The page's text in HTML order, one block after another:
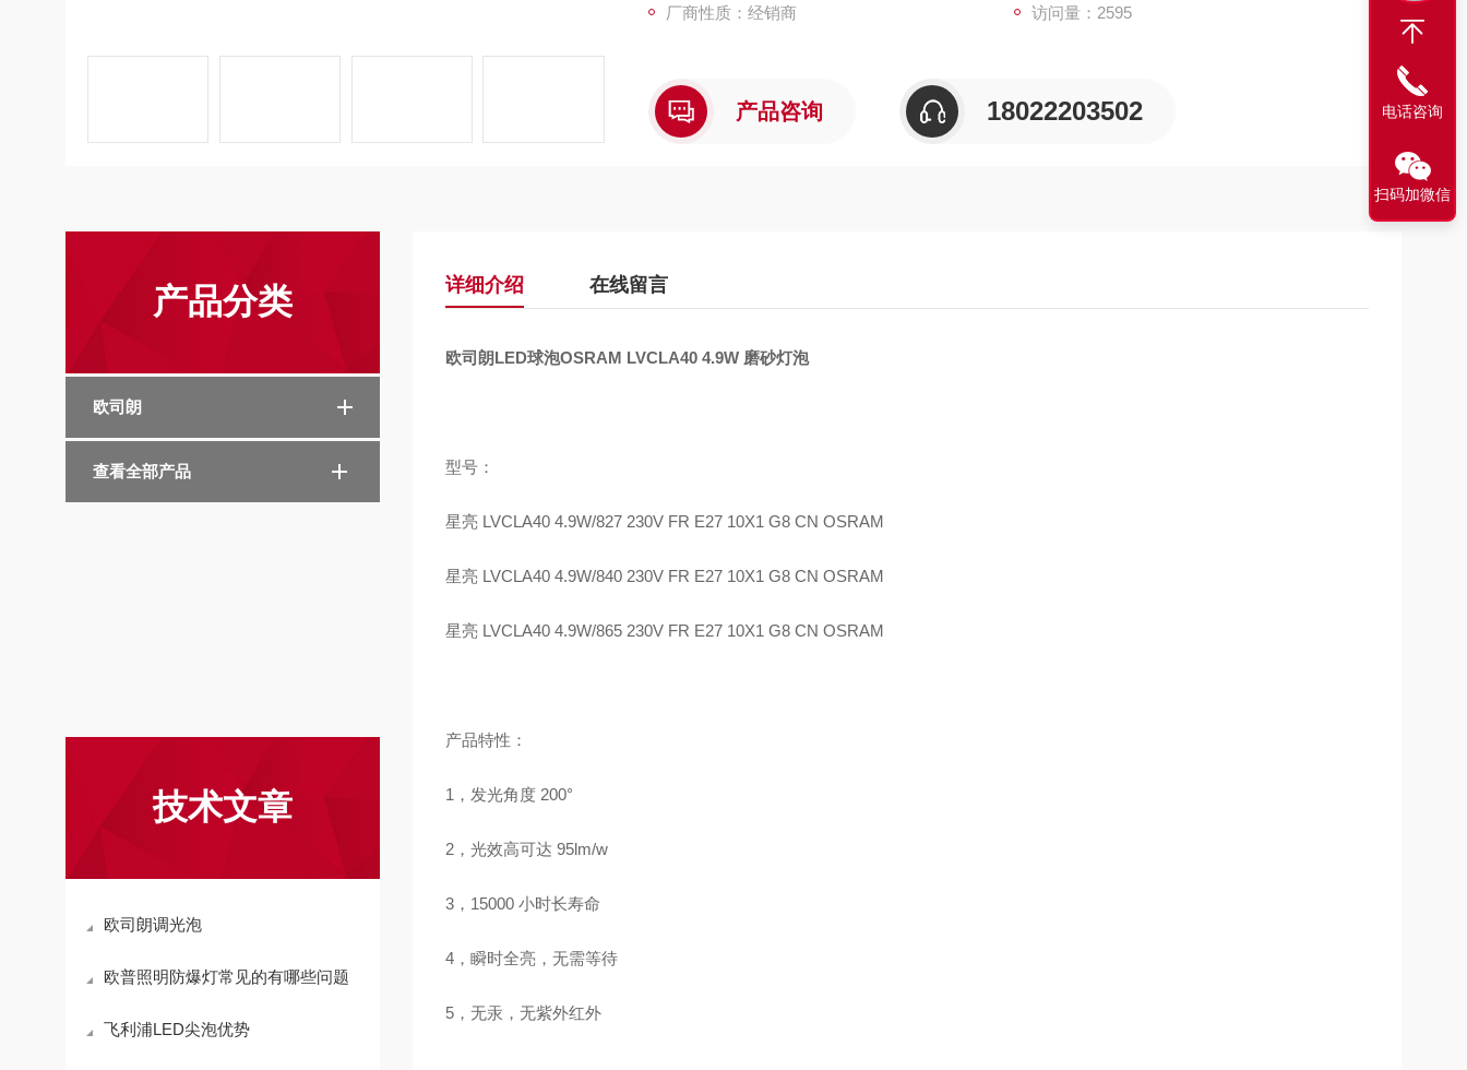
厂商性质：经销商 访问量：2595
产品咨询 18022203502
产品分类
欧司朗
查看全部产品
技术文章
欧司朗调光泡
欧普照明防爆灯常见的有哪些问题
飞利浦LED尖泡优势
详细介绍 在线留言
欧司朗LED球泡OSRAM LVCLA40 4.9W 磨砂灯泡
型号：
星亮 LVCLA40 4.9W/827 230V FR E27 10X1 G8 CN OSRAM
星亮 LVCLA40 4.9W/840 230V FR E27 10X1 G8 CN OSRAM
星亮 LVCLA40 4.9W/865 230V FR E27 10X1 G8 CN OSRAM
产品特性：
1，发光角度 200°
2，光效高可达 95lm/w
3，15000 小时长寿命
4，瞬时全亮，无需等待
5，无汞，无紫外红外
电话咨询
扫码加微信